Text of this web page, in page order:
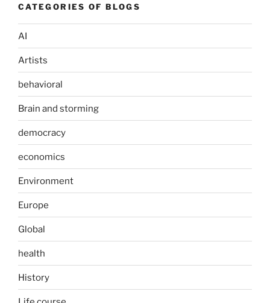
CATEGORIES OF BLOGS
AI
Artists
behavioral
Brain and storming
democracy
economics
Environment
Europe
Global
health
History